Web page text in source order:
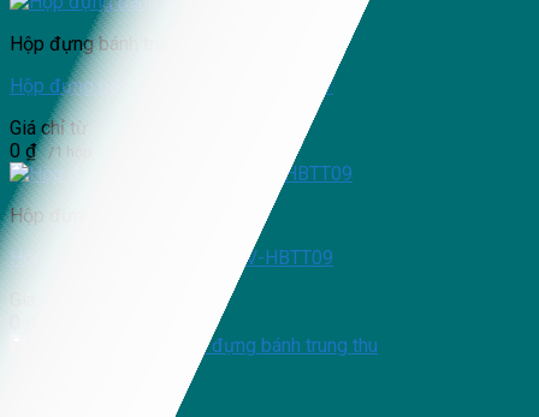
Hộp đựng bánh trung thu
Hộp đựng bánh trung thu NSV-HBTT17
Giá chỉ từ:
0 ₫ /1 hộp
Hộp đựng bánh trung thu
Hộp đựng bánh trung thu NSV-HBTT09